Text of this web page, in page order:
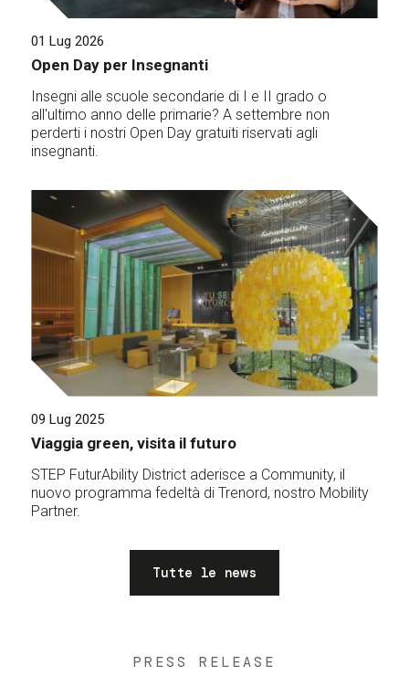
01 Lug 2026
Open Day per Insegnanti
Insegni alle scuole secondarie di I e II grado o
all'ultimo anno delle primarie? A settembre non
perderti i nostri Open Day gratuiti riservati agli
insegnanti.
09 Lug 2025
Viaggia green, visita il futuro
STEP FuturAbility District aderisce a Community, il
nuovo programma fedeltà di Trenord, nostro Mobility
Partner.
Tutte le news
PRESS RELEASE